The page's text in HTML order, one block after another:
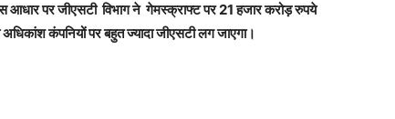
आधार पर जीएसटी विभाग ने गेमस्क्राफ्ट पर 21 हजार करोड़ रुपये
कंपनियों पर बहुत ज्यादा जीएसटी लग जाएगा।